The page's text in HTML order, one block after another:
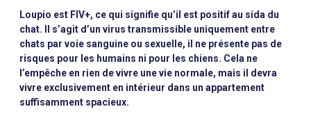
Loupio est FIV+, ce qui signifie qu’il est positif au sida du
chat. Il s’agit d’un virus transmissible uniquement entre
chats par voie sanguine ou sexuelle, il ne présente pas de
risques pour les humains ni pour les chiens. Cela ne
l’empêche en rien de vivre une vie normale, mais il devra
vivre exclusivement en intérieur dans un appartement
suffisamment spacieux.